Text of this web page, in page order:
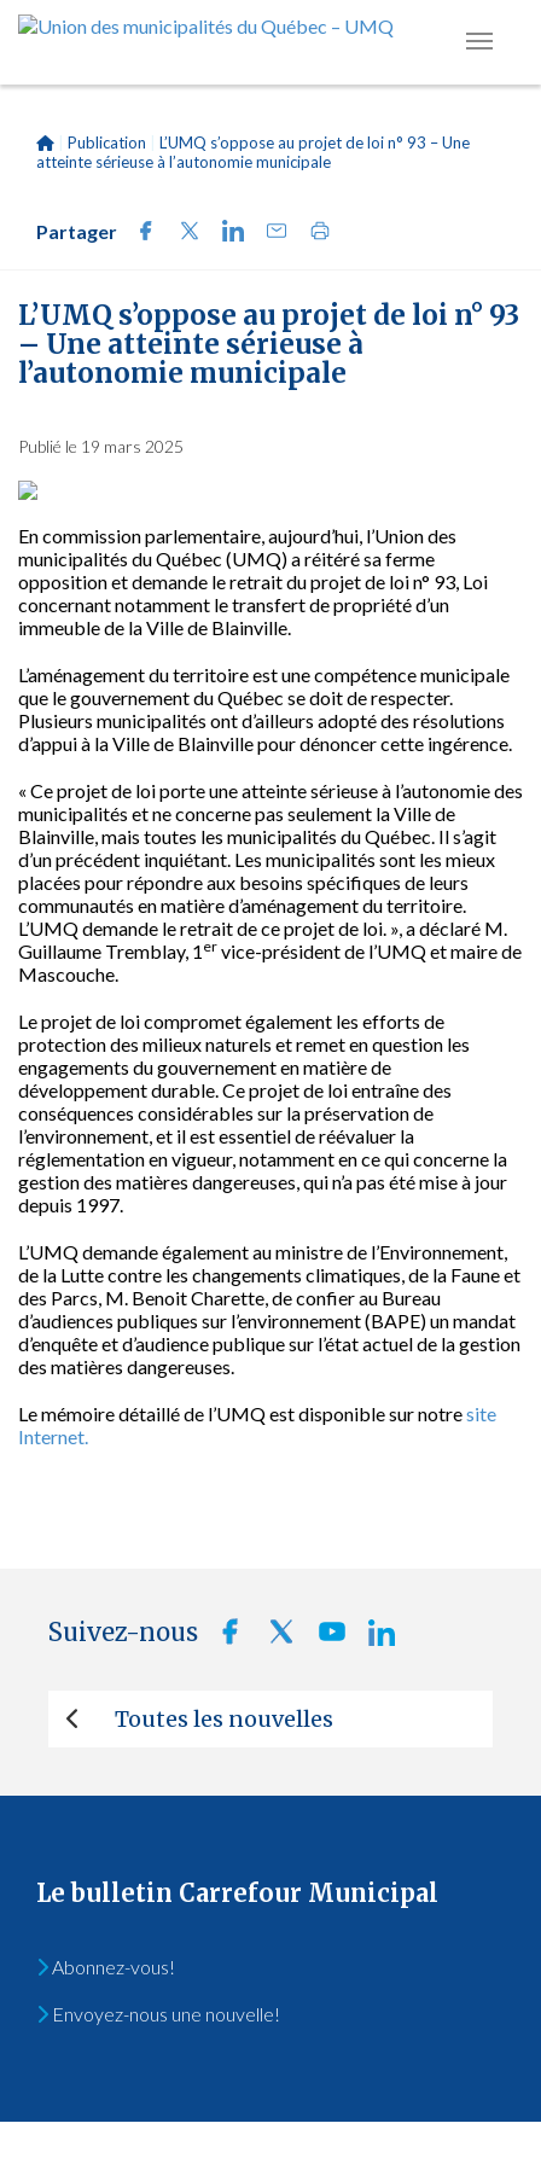
Publication
L’UMQ s’oppose au projet de loi n° 93 – Une
atteinte sérieuse à l’autonomie municipale
Partager
L’UMQ s’oppose au projet de loi n° 93
– Une atteinte sérieuse à
l’autonomie municipale
Publié le 19 mars 2025
En commission parlementaire, aujourd’hui, l’Union des
municipalités du Québec (UMQ) a réitéré sa ferme
opposition et demande le retrait du projet de loi n° 93, Loi
concernant notamment le transfert de propriété d’un
immeuble de la Ville de Blainville.
L’aménagement du territoire est une compétence municipale
que le gouvernement du Québec se doit de respecter.
Plusieurs municipalités ont d’ailleurs adopté des résolutions
d’appui à la Ville de Blainville pour dénoncer cette ingérence.
« Ce projet de loi porte une atteinte sérieuse à l’autonomie des
municipalités et ne concerne pas seulement la Ville de
Blainville, mais toutes les municipalités du Québec. Il s’agit
d’un précédent inquiétant. Les municipalités sont les mieux
placées pour répondre aux besoins spécifiques de leurs
communautés en matière d’aménagement du territoire.
L’UMQ demande le retrait de ce projet de loi. », a déclaré M.
Guillaume Tremblay, 1 er vice-président de l’UMQ et maire de
Mascouche.
Le projet de loi compromet également les efforts de
protection des milieux naturels et remet en question les
engagements du gouvernement en matière de
développement durable. Ce projet de loi entraîne des
conséquences considérables sur la préservation de
l’environnement, et il est essentiel de réévaluer la
réglementation en vigueur, notamment en ce qui concerne la
gestion des matières dangereuses, qui n’a pas été mise à jour
depuis 1997.
L’UMQ demande également au ministre de l’Environnement,
de la Lutte contre les changements climatiques, de la Faune et
des Parcs, M. Benoit Charette, de confier au Bureau
d’audiences publiques sur l’environnement (BAPE) un mandat
d’enquête et d’audience publique sur l’état actuel de la gestion
des matières dangereuses.
Le mémoire détaillé de l’UMQ est disponible sur notresite
Internet.
Suivez-nous
Toutes les nouvelles
Le bulletin Carrefour Municipal
Abonnez-vous!
Envoyez-nous une nouvelle!